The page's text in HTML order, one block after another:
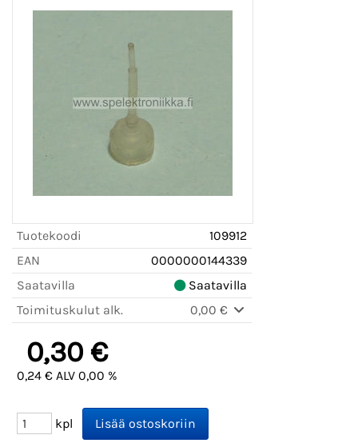
Tuotekoodi
109912
EAN
0000000144339
Saatavilla
Saatavilla
Toimituskulut alk.
0,00 €
0,30 €
0,24 € ALV 0,00 %
kpl